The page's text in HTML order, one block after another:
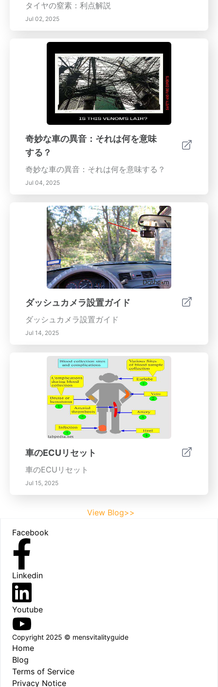
タイヤの窒素：利点解説
Jul 02, 2025
奇妙な車の異音：それは何を意味
する？
奇妙な車の異音：それは何を意味する？
Jul 04, 2025
ダッシュカメラ設置ガイド
ダッシュカメラ設置ガイド
Jul 14, 2025
車のECUリセット
車のECUリセット
Jul 15, 2025
View Blog>>
Facebook
Linkedin
Youtube
Copyright 2025 © mensvitalityguide
Home
Blog
Terms of Service
Privacy Notice